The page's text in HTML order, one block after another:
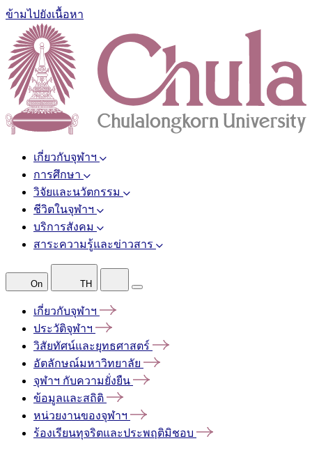
ข้ามไปยังเนื้อหา
เกี่ยวกับจุฬาฯ
การศึกษา
วิจัยและนวัตกรรม
ชีวิตในจุฬาฯ
บริการสังคม
สาระความรู้และข่าวสาร
On TH
เกี่ยวกับจุฬาฯ
ประวัติจุฬาฯ
วิสัยทัศน์และยุทธศาสตร์
อัตลักษณ์มหาวิทยาลัย
จุฬาฯ กับความยั่งยืน
ข้อมูลและสถิติ
หน่วยงานของจุฬาฯ
ร้องเรียนทุจริตและประพฤติมิชอบ